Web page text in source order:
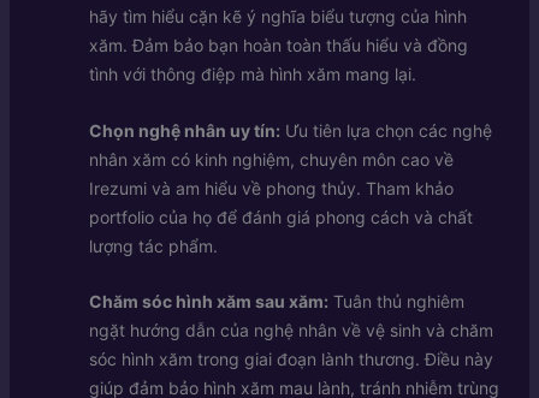
hãy tìm hiểu cặn kẽ ý nghĩa biểu tượng của hình
xăm. Đảm bảo bạn hoàn toàn thấu hiểu và đồng
tình với thông điệp mà hình xăm mang lại.
Chọn nghệ nhân uy tín: Ưu tiên lựa chọn các nghệ
nhân xăm có kinh nghiệm, chuyên môn cao về
Irezumi và am hiểu về phong thủy. Tham khảo
portfolio của họ để đánh giá phong cách và chất
lượng tác phẩm.
Chăm sóc hình xăm sau xăm: Tuân thủ nghiêm
ngặt hướng dẫn của nghệ nhân về vệ sinh và chăm
sóc hình xăm trong giai đoạn lành thương. Điều này
giúp đảm bảo hình xăm mau lành, tránh nhiễm trùng